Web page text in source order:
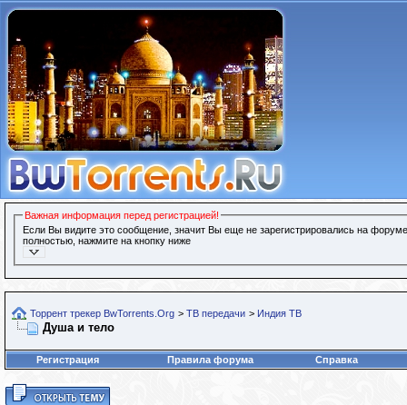
Важная информация перед регистрацией!
Если Вы видите это сообщение, значит Вы еще не зарегистрировались на
полностью, нажмите на кнопку ниже
Торрент трекер BwTorrents.Org > ТВ передачи > Индия ТВ
Душа и тело
Регистрация Правила форума Справка